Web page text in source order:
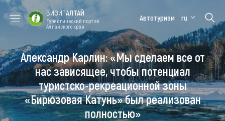
Форум VISIT
ALTAI
Цветение
маральника
Медицинский
форум
Алтайская
зимовка
Туры
Где побывать
ВИЗИТАЛТАЙ
Туристический портал
Алтайского края
Автотуризм ru
Александр Карлин: «Мы сделаем все от
нас зависящее, чтобы потенциал
туристско-рекреационной зоны
«Бирюзовая Катунь» был реализован
полностью»